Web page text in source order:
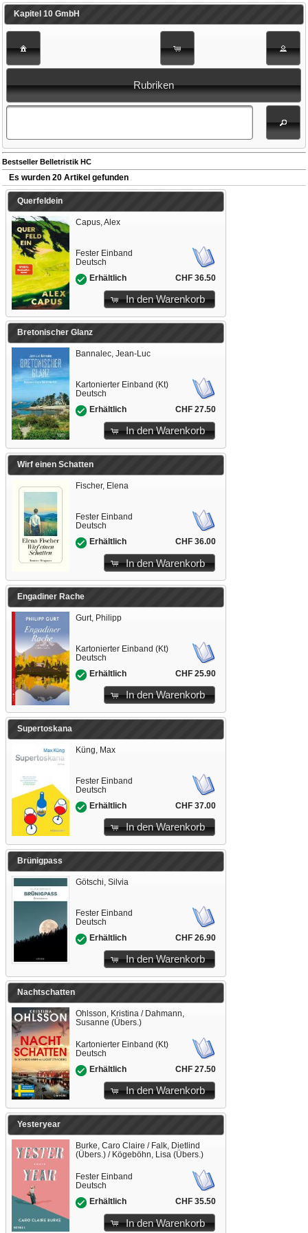
Kapitel 10 GmbH
Rubriken
Bestseller Belletristik HC
Es wurden 20 Artikel gefunden
Querfeldein
Capus, Alex
Fester Einband
Deutsch
Erhältlich
CHF 36.50
In den Warenkorb
Bretonischer Glanz
Bannalec, Jean-Luc
Kartonierter Einband (Kt)
Deutsch
Erhältlich
CHF 27.50
In den Warenkorb
Wirf einen Schatten
Fischer, Elena
Fester Einband
Deutsch
Erhältlich
CHF 36.00
In den Warenkorb
Engadiner Rache
Gurt, Philipp
Kartonierter Einband (Kt)
Deutsch
Erhältlich
CHF 25.90
In den Warenkorb
Supertoskana
Küng, Max
Fester Einband
Deutsch
Erhältlich
CHF 37.00
In den Warenkorb
Brünigpass
Götschi, Silvia
Fester Einband
Deutsch
Erhältlich
CHF 26.90
In den Warenkorb
Nachtschatten
Ohlsson, Kristina / Dahmann,
Susanne (Übers.)
Kartonierter Einband (Kt)
Deutsch
Erhältlich
CHF 27.50
In den Warenkorb
Yesteryear
Burke, Caro Claire / Falk, Dietlind
(Übers.) / Kögeböhn, Lisa (Übers.)
Fester Einband
Deutsch
Erhältlich
CHF 35.50
In den Warenkorb